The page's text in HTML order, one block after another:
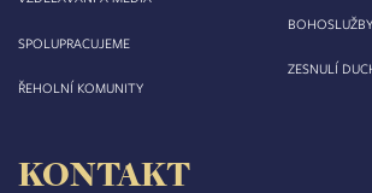
SPOLUPRACUJEME
ŘEHOLNÍ KOMUNITY
BOHOSLUŽBY
ZESNULÍ
KONTAKT